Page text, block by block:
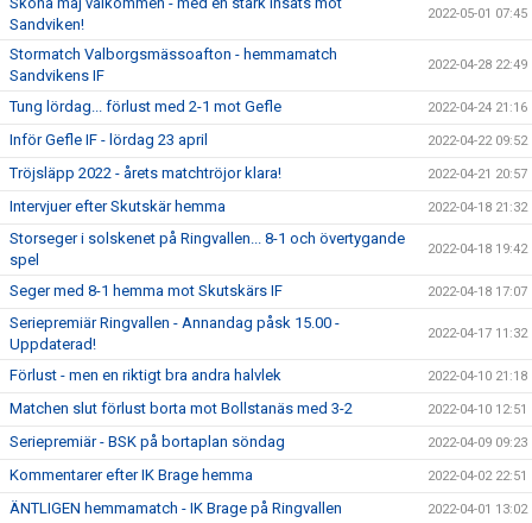
Sandviken!
2022-05-01 07:45
Stormatch Valborgsmässoafton - hemmamatch
Sandvikens IF
2022-04-28 22:49
Tung lördag... förlust med 2-1 mot Gefle 2022-04-24 21:16
Inför Gefle IF - lördag 23 april 2022-04-22 09:52
Tröjsläpp 2022 - årets matchtröjor klara! 2022-04-21 20:57
Intervjuer efter Skutskär hemma 2022-04-18 21:32
Storseger i solskenet på Ringvallen... 8-1 och övertygande
spel
2022-04-18 19:42
Seger med 8-1 hemma mot Skutskärs IF 2022-04-18 17:07
Seriepremiär Ringvallen - Annandag påsk 15.00 -
Uppdaterad!
2022-04-17 11:32
Förlust - men en riktigt bra andra halvlek 2022-04-10 21:18
Matchen slut förlust borta mot Bollstanäs med 3-2 2022-04-10 12:51
Seriepremiär - BSK på bortaplan söndag 2022-04-09 09:23
Kommentarer efter IK Brage hemma 2022-04-02 22:51
ÄNTLIGEN hemmamatch - IK Brage på Ringvallen 2022-04-01 13:02